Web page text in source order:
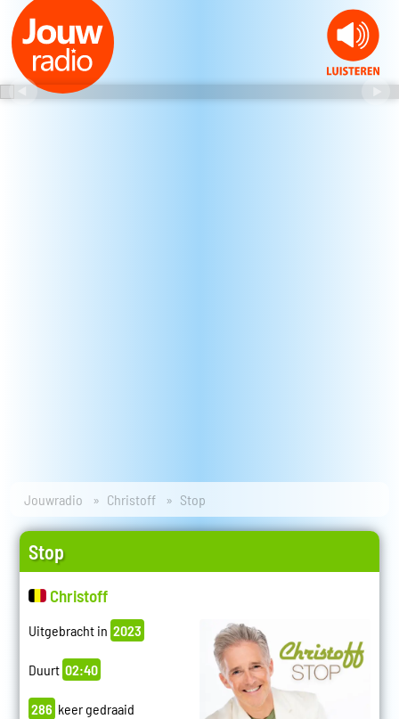
Jouwradio Christoff Stop
Stop
Christoff
Uitgebracht in 2023
Duurt 02:40
286 keer gedraaid